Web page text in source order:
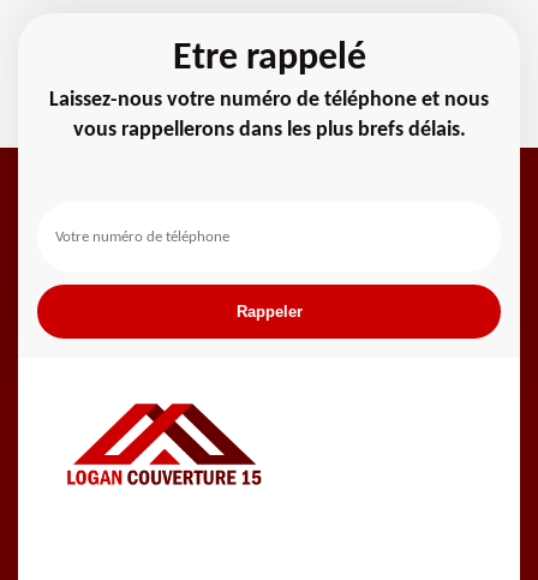
Etre rappelé
Laissez-nous votre numéro de téléphone et nous
vous rappellerons dans les plus brefs délais.